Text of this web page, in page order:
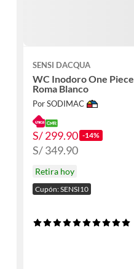
SENSI DACQUA
WC Inodoro One Piece
Roma Blanco
Por SODIMAC
S/ 299.90 -14%
S/ 349.90
Retira hoy
Cupón: SENSI10